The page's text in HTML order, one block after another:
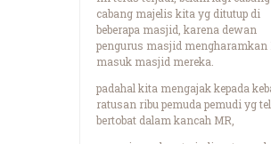
cabang majelis kita yg ditutup di
beberapa masjid, karena dewan
pengurus masjid mengharamkan
masuk masjid mereka.
padahal kita mengajak kepada
ratusan ribu pemuda pemudi yg
bertobat dalam kancah MR,